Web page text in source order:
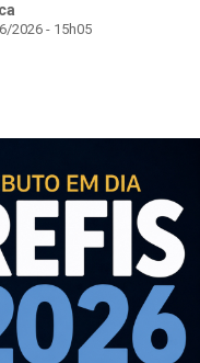
2026 - 15h05